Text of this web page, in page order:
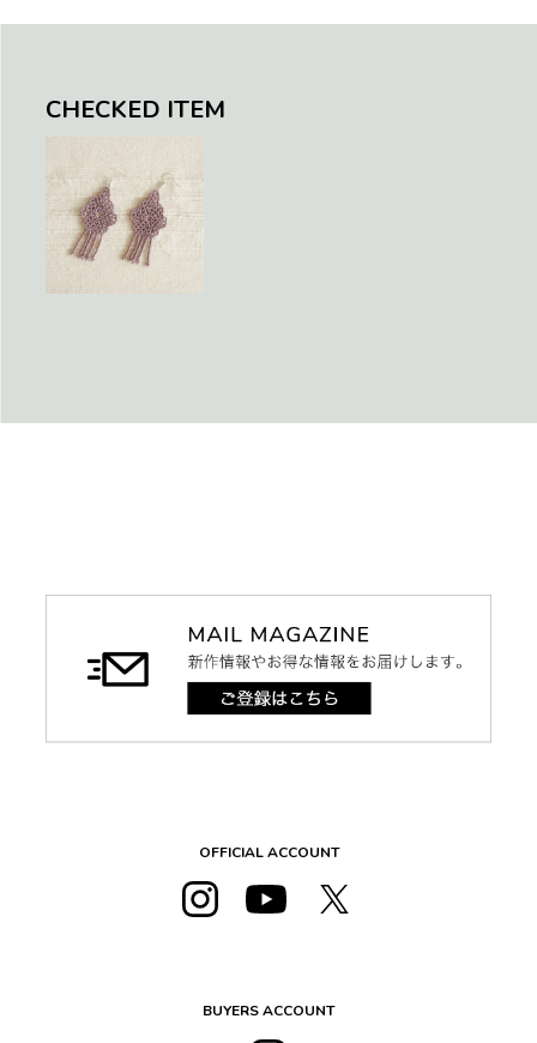
CHECKED ITEM
OFFICIAL ACCOUNT
BUYERS ACCOUNT